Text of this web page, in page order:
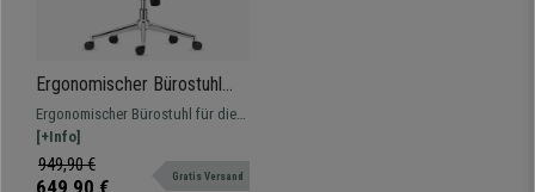
Ergonomischer Bürostuhl
MARVEL STOFF METALL,
Kopf- und Lordosenstütze,
Farbe Burgund
Ergonomischer Bürostuhl für die
professionelle Nutzung mit
verstellbarer Rückenlehne und
Lordosenstütze sowie
[+Info]
949,90 €
649,90 € Gratis Versand